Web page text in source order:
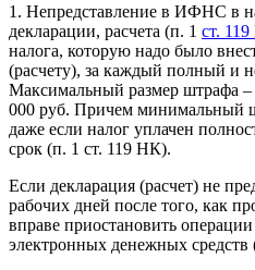
1. Непредставление в ИФНС в
декларации, расчета (п. 1 ст.
налога, которую надо было
(расчету), за каждый полный и
Максимальный размер штрафа
000 руб. Причем минимальный
даже если налог уплачен
срок (п. 1 ст. 119 НК).
Если декларация (расчет) не
рабочих дней после того, как
вправе приостановить
электронных денежных средств